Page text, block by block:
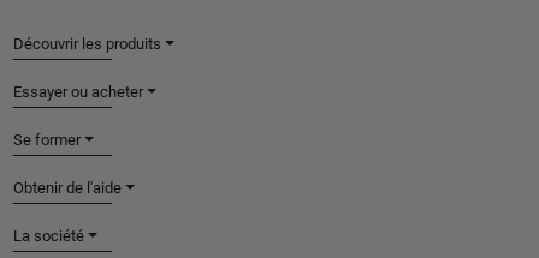
Découvrir les produits
Essayer ou acheter
Se former
Obtenir de l'aide
La société